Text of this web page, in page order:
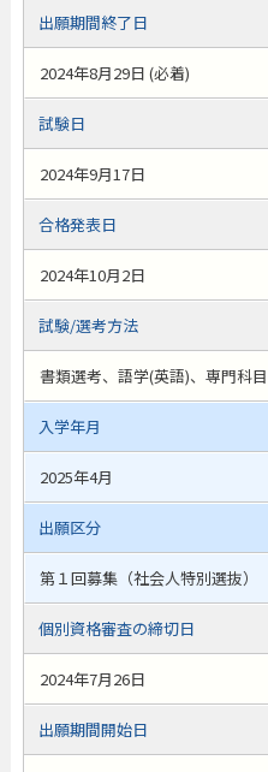
出願期間終了日
2024年8月29日 (必着)
試験日
2024年9月17日
合格発表日
2024年10月2日
試験/選考方法
書類選考、語学(英語)、専門科
入学年月
2025年4月
出願区分
第１回募集（社会人特別選抜）
個別資格審査の締切日
2024年7月26日
出願期間開始日